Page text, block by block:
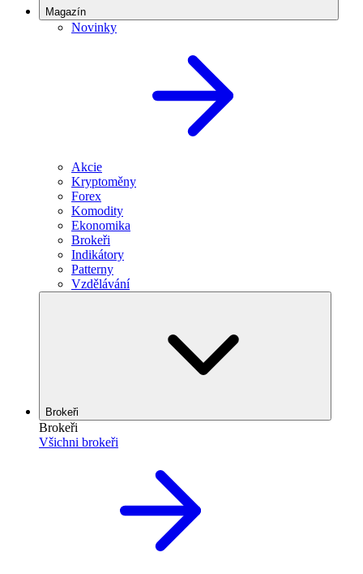
Magazín
Novinky
Akcie
Kryptoměny
Forex
Komodity
Ekonomika
Brokeři
Indikátory
Patterny
Vzdělávání
Brokeři
Brokeři
Všichni brokeři